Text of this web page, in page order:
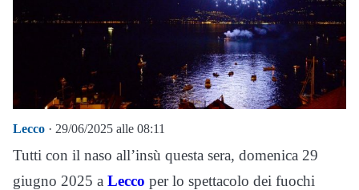
Lecco · 29/06/2025 alle 08:11
Tutti con il naso all’insù questa sera, domenica 29
giugno 2025 a Lecco per lo spettacolo dei fuochi